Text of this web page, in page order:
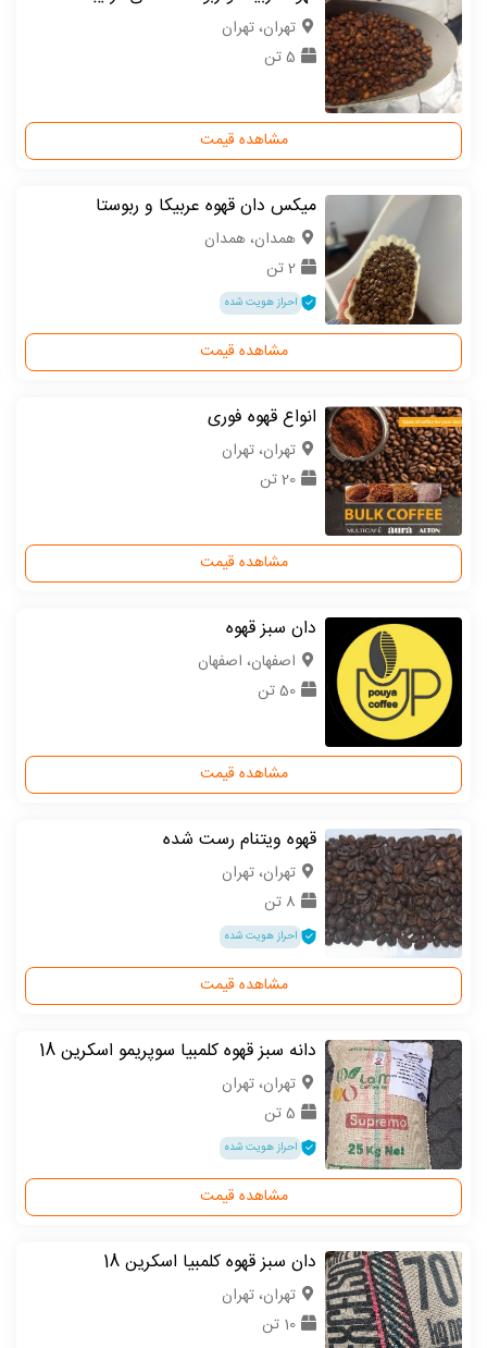
تهران، تهران
5 تن
مشاهده قیمت
میکس دان قهوه عربیکا و ربوستا
همدان، همدان
2 تن
احراز هویت شده
مشاهده قیمت
انواع قهوه فوری
تهران، تهران
20 تن
مشاهده قیمت
دان سبز قهوه
اصفهان، اصفهان
50 تن
مشاهده قیمت
قهوه ویتنام رست شده
تهران، تهران
8 تن
احراز هویت شده
مشاهده قیمت
دانه سبز قهوه کلمبیا سوپریمو اسکرین 18
تهران، تهران
5 تن
احراز هویت شده
مشاهده قیمت
دان سبز قهوه کلمبیا اسکرین 18
تهران، تهران
10 تن